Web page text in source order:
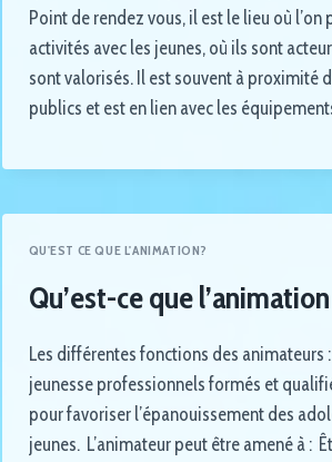
Point de rendez vous, il est le lieu où l’on
activités avec les jeunes, où ils sont
sont valorisés. Il est souvent à proximité
publics et est en lien avec les
QU'EST CE QUE L'ANIMATION?
Qu’est-ce que
Les différentes fonctions des animateurs
jeunesse professionnels formés et
pour favoriser l’épanouissement des
jeunes. L’animateur peut être amené à :